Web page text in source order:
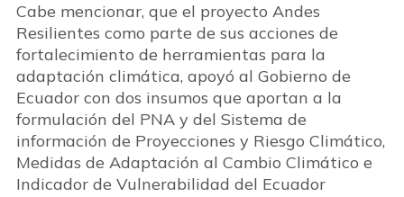
Cabe mencionar, que el proyecto Andes
Resilientes como parte de sus acciones de
fortalecimiento de herramientas para la
adaptación climática, apoyó al Gobierno de
Ecuador con dos insumos que aportan a la
formulación del PNA y del Sistema de
información de Proyecciones y Riesgo Climático,
Medidas de Adaptación al Cambio Climático e
Indicador de Vulnerabilidad del Ecuador